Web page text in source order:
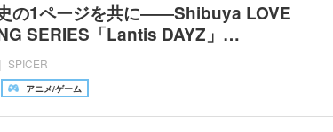
の1ページを共に――Shibuya LOVE
SERIES「Lantis DAYZ」…
SPICER
アニメ/ゲーム